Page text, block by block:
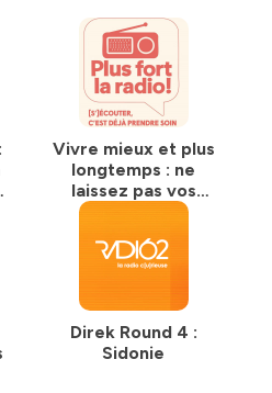
Vivre mieux et plus
longtemps : ne
laissez pas vos
neurones au
la Radio - emission
9
Direk Round 4 :
Sidonie